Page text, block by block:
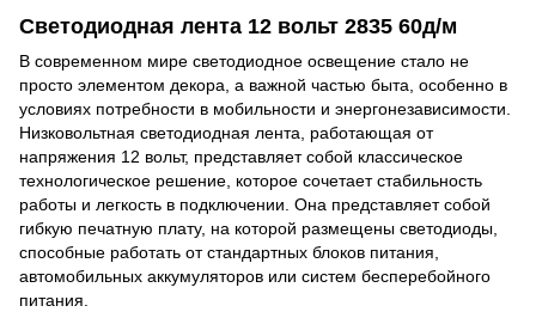
Светодиодная лента 12 вольт 2835 60д/м
В современном мире светодиодное освещение стало не
просто элементом декора, а важной частью быта, особенно в
условиях потребности в мобильности и энергонезависимости.
Низковольтная светодиодная лента, работающая от
напряжения 12 вольт, представляет собой классическое
технологическое решение, которое сочетает стабильность
работы и легкость в подключении. Она представляет собой
гибкую печатную плату, на которой размещены светодиоды,
способные работать от стандартных блоков питания,
автомобильных аккумуляторов или систем бесперебойного
питания.